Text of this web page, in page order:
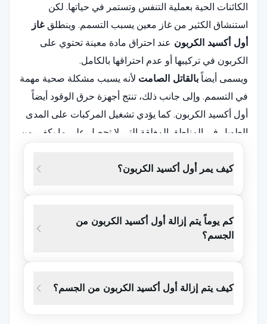
الكائنات الحية بعملية التنفس وتستمر في حياتها. لكن
استنشاق الكثير من غاز معين يسبب التسمم. وينطلق غاز
أول أكسيد الكربون عند احتراق مادة معينة تحتوي على
الكربون في تركيبها أو عدم احتراقها بالكامل.
ويسمى أيضاً بالقاتل الصامت لأنه يسبب مشكلة صحية مهمة
في التسمم. وإلى جانب ذلك، تنتج أجهزة حرق الوقود أيضاً
أول أكسيد الكربون. كما يؤدي تشغيل المركبات على المدى
الطويل في المناطق المغلقة التي لا تحصل على ما يكفي من
الهواء إلى تراكم أول أكسيد الكربون في البيئة. كما يمكن أن
يؤدي استنشاق هذا الهواء إلى التسمم. بالإضافة إلى ذلك،
بأول أكسيد الكربون.
ما هي أسباب التسمم بأول أكسيد الكربون؟
عندما يكون هناك الكثير من أول أكسيد الكربون في الهواء
المستنشق، تتغير خلايا الدم الحمراء في الجسم بأول أكسيد
كيف يمر أول أكسيد الكربون؟
كم يوماً يتم إزالة أول أكسيد الكربون من
الجسم؟
كيف يتم إزالة أول أكسيد الكربون من الجسم؟